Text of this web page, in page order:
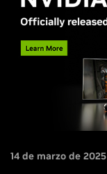
14 de marzo de 2025